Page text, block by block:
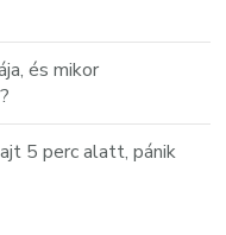
és mikor
5 perc alatt, pánik